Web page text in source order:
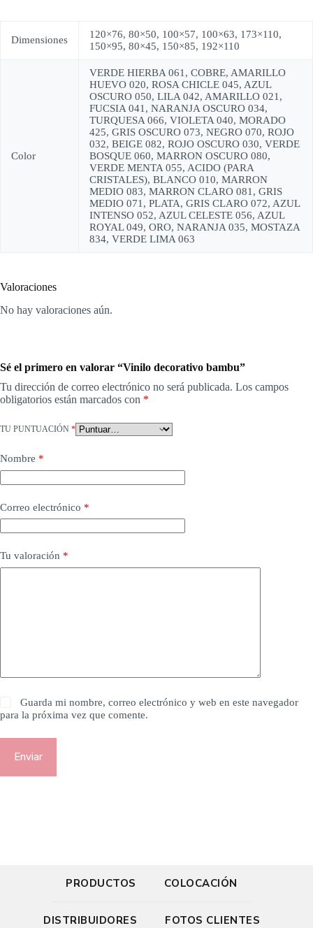
Dimensiones
120×76, 80×50, 100×57, 100×63, 173×110,
150×95, 80×45, 150×85, 192×110
Color
VERDE HIERBA 061, COBRE, AMARILLO
HUEVO 020, ROSA CHICLE 045, AZUL
OSCURO 050, LILA 042, AMARILLO 021,
FUCSIA 041, NARANJA OSCURO 034,
TURQUESA 066, VIOLETA 040, MORADO
425, GRIS OSCURO 073, NEGRO 070, ROJO
032, BEIGE 082, ROJO OSCURO 030, VERDE
BOSQUE 060, MARRON OSCURO 080,
VERDE MENTA 055, ACIDO (PARA
CRISTALES), BLANCO 010, MARRON
MEDIO 083, MARRON CLARO 081, GRIS
MEDIO 071, PLATA, GRIS CLARO 072, AZUL
INTENSO 052, AZUL CELESTE 056, AZUL
ROYAL 049, ORO, NARANJA 035, MOSTAZA
834, VERDE LIMA 063
Valoraciones
No hay valoraciones aún.
Sé el primero en valorar “Vinilo decorativo bambu”
Tu dirección de correo electrónico no será publicada. Los campos
obligatorios están marcados con *
TU PUNTUACIÓN *
Nombre *
Correo electrónico *
Tu valoración *
Guarda mi nombre, correo electrónico y web en este navegador
para la próxima vez que comente.
Enviar
PRODUCTOS COLOCACIÓN
DISTRIBUIDORES FOTOS CLIENTES